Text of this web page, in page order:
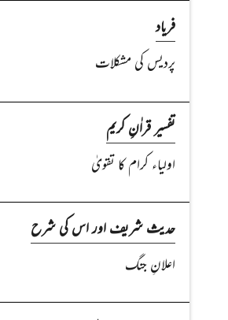
فریاد
پردیس کی مشکلات
تفسیر قراٰنِ کریم
اولیاء کرام کا تقویٰ
حدیث شریف اور اس کی شرح
اعلانِ جنگ